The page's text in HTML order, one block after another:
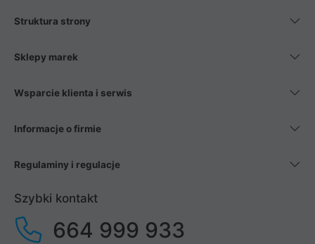
Struktura strony
Sklepy marek
Wsparcie klienta i serwis
Informacje o firmie
Regulaminy i regulacje
Szybki kontakt
664 999 933